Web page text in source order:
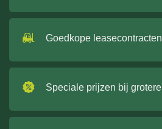
Goedkope leasecontracten
Speciale prijzen bij